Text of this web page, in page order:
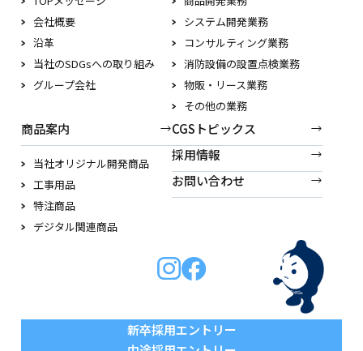
会社概要
沿革
当社のSDGsへの取り組み
グループ会社
システム開発業務
コンサルティング業務
消防設備の設置点検業務
物販・リース業務
その他の業務
商品案内
当社オリジナル開発商品
工事用品
特注商品
デジタル関連商品
CGSトピックス
採用情報
お問い合わせ
新卒採用エントリー